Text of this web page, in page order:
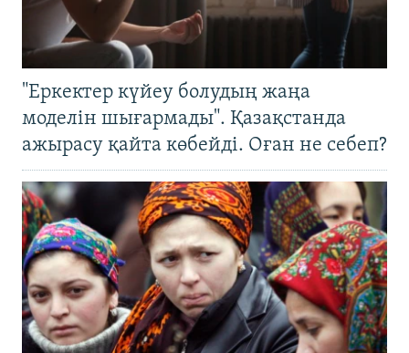
"Еркектер күйеу болудың жаңа
моделін шығармады". Қазақстанда
ажырасу қайта көбейді. Оған не себеп?